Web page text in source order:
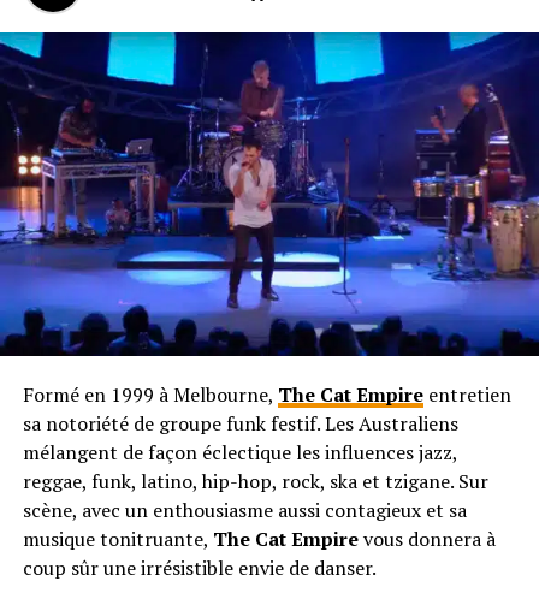
Formé en 1999 à Melbourne, The Cat Empireentretien
sa notoriété de groupe funk festif. Les Australiens
mélangent de façon éclectique les influences jazz,
reggae, funk, latino, hip-hop, rock, ska et tzigane. Sur
scène, avec un enthousiasme aussi contagieux et sa
musique tonitruante, The Cat Empirevous donnera à
coup sûr une irrésistible envie de danser.